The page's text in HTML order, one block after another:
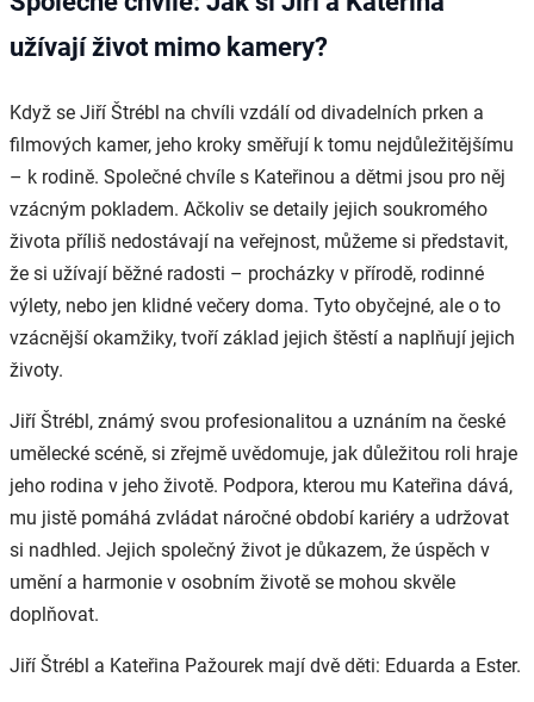
užívají život mimo kamery?
Když se Jiří Štrébl na chvíli vzdálí od divadelních prken a
filmových kamer, jeho kroky směřují k tomu nejdůležitějšímu
– k rodině. Společné chvíle s Kateřinou a dětmi jsou pro něj
vzácným pokladem. Ačkoliv se detaily jejich soukromého
života příliš nedostávají na veřejnost, můžeme si představit,
že si užívají běžné radosti – procházky v přírodě, rodinné
výlety, nebo jen klidné večery doma. Tyto obyčejné, ale o to
vzácnější okamžiky, tvoří základ jejich štěstí a naplňují jejich
životy.
Jiří Štrébl, známý svou profesionalitou a uznáním na české
umělecké scéně, si zřejmě uvědomuje, jak důležitou roli hraje
jeho rodina v jeho životě. Podpora, kterou mu Kateřina dává,
mu jistě pomáhá zvládat náročné období kariéry a udržovat
si nadhled. Jejich společný život je důkazem, že úspěch v
umění a harmonie v osobním životě se mohou skvěle
doplňovat.
Jiří Štrébl a Kateřina Pažourek mají dvě děti: Eduarda a Ester.